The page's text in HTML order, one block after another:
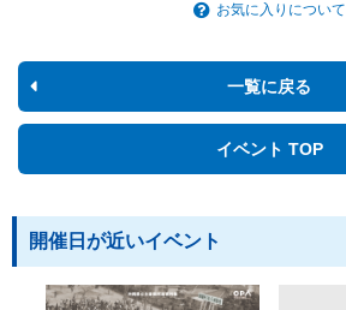
お気に入りについて
一覧に戻る
イベント TOP
開催日が近いイベント